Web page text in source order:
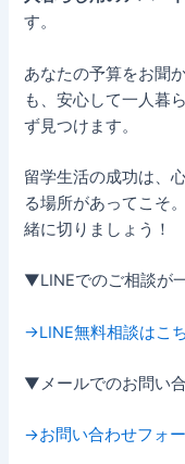
す。
あなたの予算をお聞
も、安心して一人暮
ず見つけます。
留学生活の成功は、
る場所があってこそ
緒に切りましょう！
▼LINEでのご相談が
→LINE無料相談はこ
▼メールでのお問い
→お問い合わせフォ